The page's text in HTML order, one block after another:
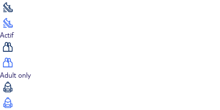
Actif
Adult only